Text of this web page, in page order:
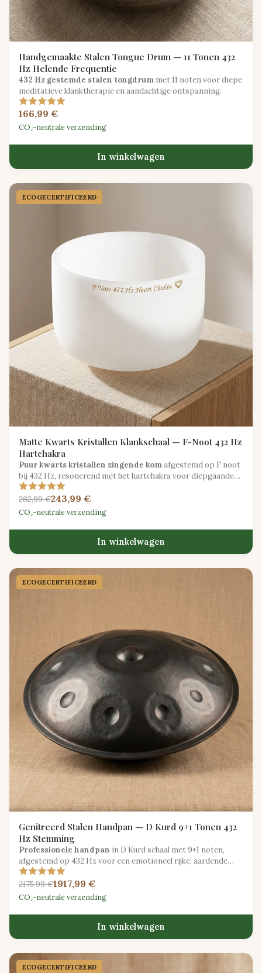
Handgemaakte Stalen Tongue Drum — 11 Tonen 432
Hz Helende Frequentie
432 Hz gestemde stalen tongdrum met 11 noten voor diepe
meditatieve klanktherapie en aandachtige ontspanning.
166,99 €
CO₂-neutrale verzending
In winkelwagen
ECOGECER­TIFICEERD
Matte Kwarts Kristallen Klankschaal — F-Noot 432 Hz
Hartchakra
Puur kwarts kristallen zingende komafgestemd op F noot
bij 432 Hz, resonerend met het hartchakra voor diepgaande
genezingssessies.
282,99 €243,99 €
CO₂-neutrale verzending
In winkelwagen
ECOGECER­TIFICEERD
Genitreerd Stalen Handpan — D Kurd 9+1 Tonen 432
Hz Stemming
Professionele handpan in D Kurd schaal met 9+1 noten,
afgestemd op 432 Hz voor een emotioneel rijke, aardende
speelervaring.
2175,99 €1917,99 €
CO₂-neutrale verzending
In winkelwagen
ECOGECER­TIFICEERD